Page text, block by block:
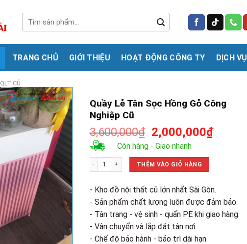
kiếm:
TRANG CHỦ GIỚI THIỆU HOẠT ĐỘNG CÔNG TY DỊCH VỤ
QLT CŨ
Quầy Lễ Tân Sọc Hồng Gỗ Công
Nghiệp Cũ
3,600,000₫ Giá
gốc
là:
3,600,000₫.
2,000,000₫Giá
Còn hàng - Giao nhanh
Quầy Lễ Tân Sọc Hồng Gỗ Công Nghiệp Cũ số lượng
THÊM VÀO GIỎ HÀNG
- Kho đồ nội thất cũ lớn nhất Sài Gòn.
- Sản phẩm chất lượng luôn được đảm bảo.
- Tân trang - vệ sinh - quấn PE khi giao hàng.
- Vận chuyển và lắp đặt tận nơi.
- Chế độ bảo hành - bảo trì dài hạn